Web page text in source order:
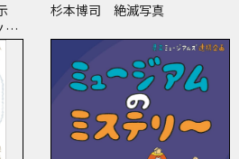
マ
杉本博司 絶滅写真